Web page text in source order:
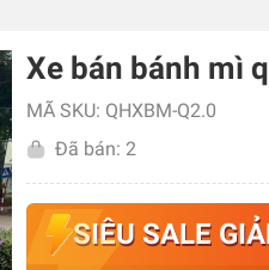
Xe bán bánh mì
MÃ SKU: QHXBM-Q2.0
Đã bán: 2
SIÊU SALE